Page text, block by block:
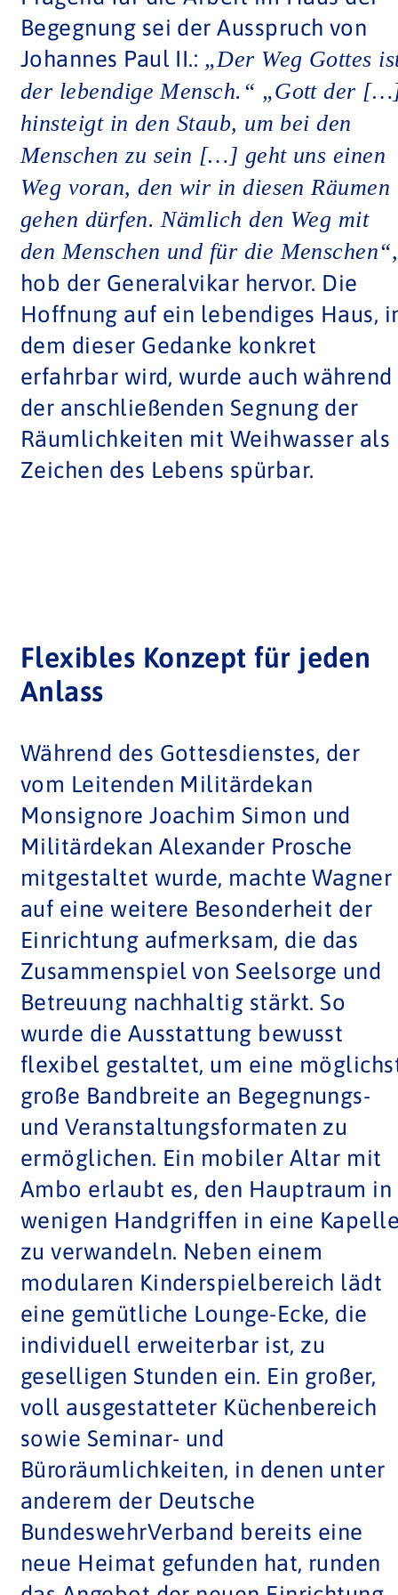
Begegnung sei der Ausspruch von
Johannes Paul II.: „Der Weg Gottes
der lebendige Mensch.“ „Gott der
hinsteigt in den Staub, um bei den
Menschen zu sein […] geht uns einen
Weg voran, den wir in diesen Räumen
gehen dürfen. Nämlich den Weg mit
den Menschen und für die Menschen“,
hob der Generalvikar hervor. Die
Hoffnung auf ein lebendiges Haus,
dem dieser Gedanke konkret
erfahrbar wird, wurde auch während
der anschließenden Segnung der
Räumlichkeiten mit Weihwasser als
Zeichen des Lebens spürbar.
Während des Gottesdienstes, der
vom Leitenden Militärdekan
Monsignore Joachim Simon und
Militärdekan Alexander Prosche
mitgestaltet wurde, machte Wagner
auf eine weitere Besonderheit der
Einrichtung aufmerksam, die das
Zusammenspiel von Seelsorge und
Betreuung nachhaltig stärkt. So
wurde die Ausstattung bewusst
flexibel gestaltet, um eine
große Bandbreite an Begegnungs-
und Veranstaltungsformaten zu
ermöglichen. Ein mobiler Altar mit
Ambo erlaubt es, den Hauptraum in
wenigen Handgriffen in eine
zu verwandeln. Neben einem
modularen Kinderspielbereich lädt
eine gemütliche Lounge-Ecke, die
individuell erweiterbar ist, zu
geselligen Stunden ein. Ein großer,
voll ausgestatteter Küchenbereich
sowie Seminar- und
Büroräumlichkeiten, in denen unter
anderem der Deutsche
BundeswehrVerband bereits eine
neue Heimat gefunden hat, runden
das Angebot der neuen Einrichtung
ab.